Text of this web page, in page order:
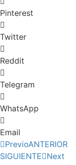
Pinterest
Twitter
Reddit
Telegram
WhatsApp
Email
PrevioANTERIOR
SIGUIENTE Next